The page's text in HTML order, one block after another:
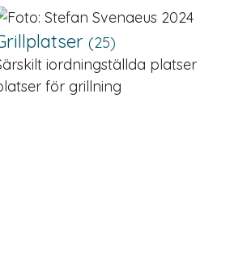
(25)
iordningställda platser
för grillning